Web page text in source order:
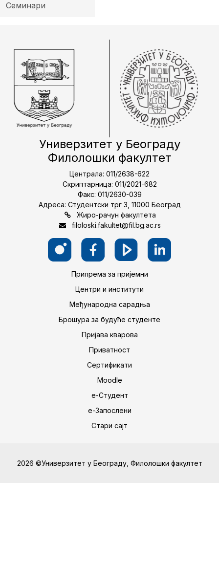
Семинари
Универзитет у Београду
Филолошки факултет
Централа: 011/2638-622
Скриптарница: 011/2021-682
Факс: 011/2630-039
Адреса: Студентски трг 3, 11000 Београд
Жиро-рачун факултета
filoloski.fakultet@fil.bg.ac.rs
Припрема за пријемни
Центри и институти
Међународна сарадња
Брошура за будуће студенте
Пријава кварова
Приватност
Сертификати
Moodle
е-Студент
е-Запослени
Стари сајт
2026 ©Универзитет у Београду, Филолошки факултет